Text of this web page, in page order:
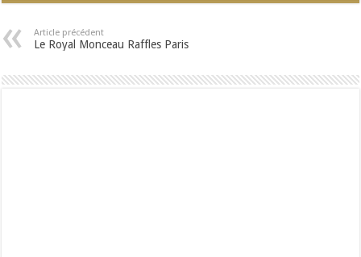
Article précédent
Le Royal Monceau Raffles Paris